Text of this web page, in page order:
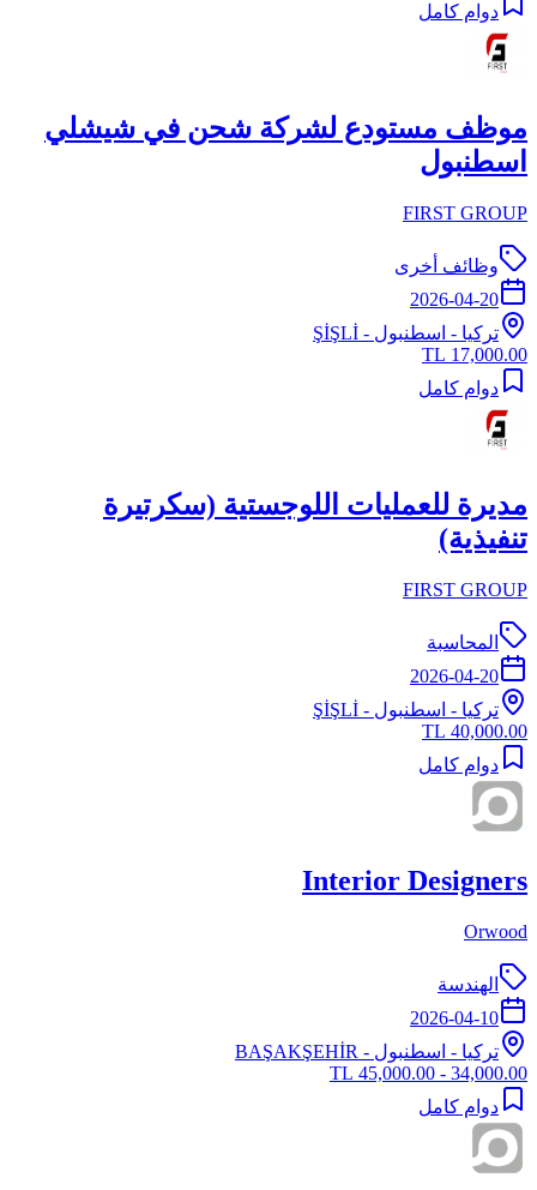
دوام كامل
موظف مستودع لشركة شحن في شيشلي
اسطنبول
FIRST GROUP
وظائف أخرى
2026-04-20
تركيا - اسطنبول - ŞİŞLİ
17,000.00 TL
دوام كامل
مديرة للعمليات اللوجستية (سكرتيرة
تنفيذية)
FIRST GROUP
المحاسبة
2026-04-20
تركيا - اسطنبول - ŞİŞLİ
40,000.00 TL
دوام كامل
Interior Designers
Orwood
الهندسة
2026-04-10
تركيا - اسطنبول - BAŞAKŞEHİR
34,000.00 - 45,000.00 TL
دوام كامل